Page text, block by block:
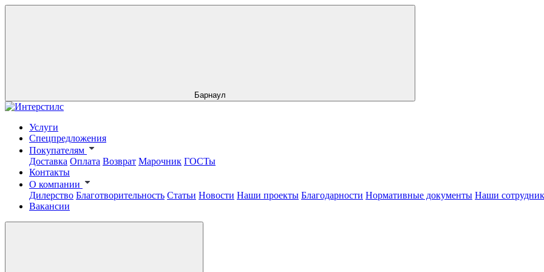
Барнаул
Услуги
Спецпредложения
Покупателям
Доставка Оплата Возврат Марочник ГОСТы
Контакты
О компании
Дилерство Благотворительность Статьи Новости Наши проекты Благодарности Нормативные документы Наши
Вакансии